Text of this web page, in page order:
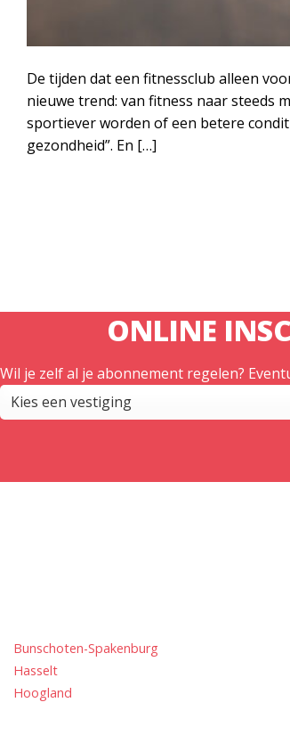
De tijden dat een fitnessclub alleen
nieuwe trend: van fitness naar steeds
sportiever worden of een betere
gezondheid”. En […]
ONLINE
Wil je zelf al je abonnement regelen?
Bunschoten-Spakenburg
Hasselt
Hoogland